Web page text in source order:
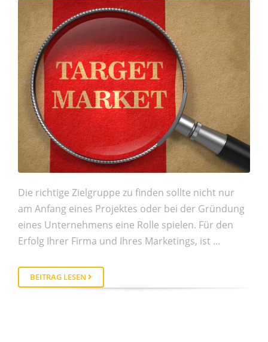
Die richtige Zielgruppe zu finden sollte nicht nur
am Anfang eines Projektes oder bei der Gründung
eines Unternehmens eine Rolle spielen. Für den
Erfolg Ihrer Firma und Ihres Marketings, ist …
BEITRAG LESEN